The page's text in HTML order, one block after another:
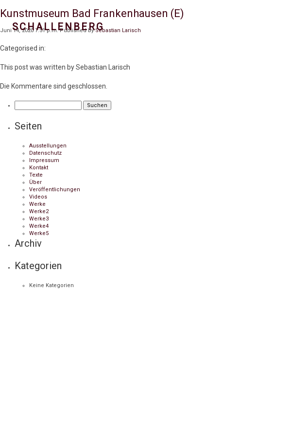
SCHALLENBERG
Kunstmuseum Bad Frankenhausen (E)
Juni 14, 2020 7:51 p.m. Published bySebastian Larisch
Categorised in:
This post was written by Sebastian Larisch
Die Kommentare sind geschlossen.
nach:
Seiten
Ausstellungen
Datenschutz
Impressum
Kontakt
Texte
Über
Veröffentlichungen
Videos
Werke
Werke2
Werke3
Werke4
Werke5
Archiv
Kategorien
Keine Kategorien